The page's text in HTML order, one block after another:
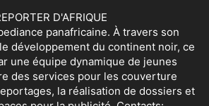
D'AFRIQUE
panafricaine. À travers son
développement du continent noir, ce
une équipe dynamique de jeunes
des services pour les couverture
la réalisation de dossiers et